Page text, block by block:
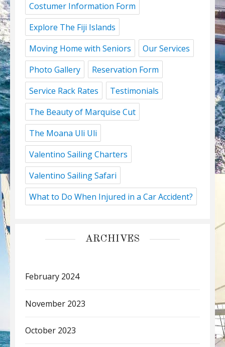
Costumer Information Form
Explore The Fiji Islands
Moving Home with Seniors
Our Services
Photo Gallery
Reservation Form
Service Rack Rates
Testimonials
The Beauty of Marquise Cut
The Moana Uli Uli
Valentino Sailing Charters
Valentino Sailing Safari
What to Do When Injured in a Car Accident?
ARCHIVES
February 2024
November 2023
October 2023